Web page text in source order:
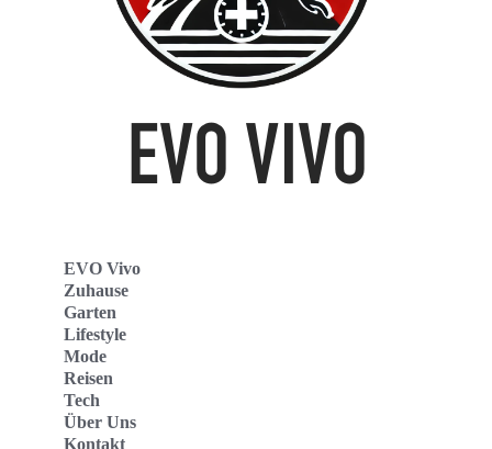
EVO Vivo
Zuhause
Garten
Lifestyle
Mode
Reisen
Tech
Über Uns
Kontakt